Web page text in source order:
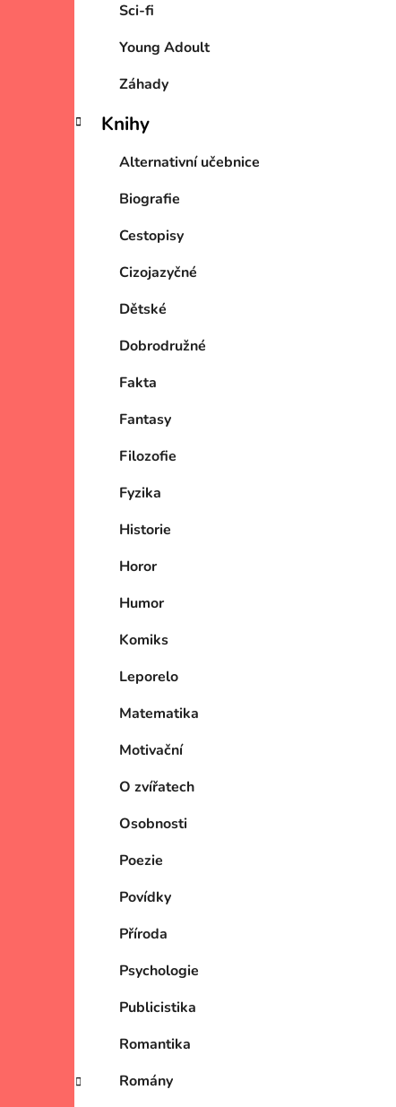
Sci-fi
Young Adoult
Záhady
Knihy
Alternativní učebnice
Biografie
Cestopisy
Cizojazyčné
Dětské
Dobrodružné
Fakta
Fantasy
Filozofie
Fyzika
Historie
Horor
Humor
Komiks
Leporelo
Matematika
Motivační
O zvířatech
Osobnosti
Poezie
Povídky
Příroda
Psychologie
Publicistika
Romantika
Romány